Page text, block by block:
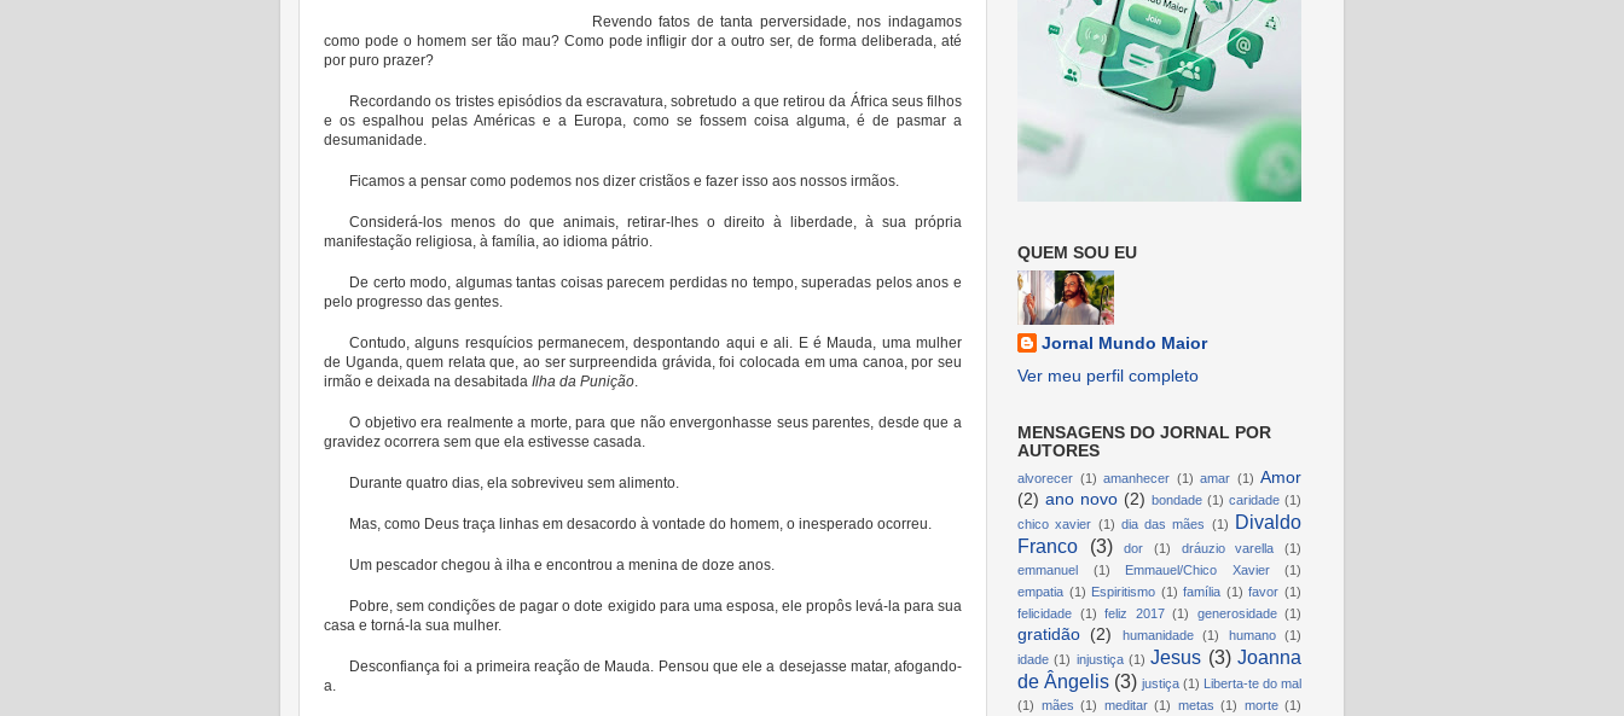
Revendo fatos de tanta perversidade, nos indagamos
como pode o homem ser tão mau? Como pode infligir dor a outro ser, de forma deliberada, até
por puro prazer?
Recordando os tristes episódios da escravatura, sobretudo a que retirou da África seus filhos
e os espalhou pelas Américas e a Europa, como se fossem coisa alguma, é de pasmar a
desumanidade.
Ficamos a pensar como podemos nos dizer cristãos e fazer isso aos nossos irmãos.
Considerá-los menos do que animais, retirar-lhes o direito à liberdade, à sua própria
manifestação religiosa, à família, ao idioma pátrio.
De certo modo, algumas tantas coisas parecem perdidas no tempo, superadas pelos anos e
pelo progresso das gentes.
Contudo, alguns resquícios permanecem, despontando aqui e ali. E é Mauda, uma mulher
de Uganda, quem relata que, ao ser surpreendida grávida, foi colocada em uma canoa, por seu
irmão e deixada na desabitada Ilha da Punição
O objetivo era realmente a morte, para que não envergonhasse seus parentes, desde que a
gravidez ocorrera sem que ela estivesse casada.
Durante quatro dias, ela sobreviveu sem alimento.
Mas, como Deus traça linhas em desacordo à vontade do homem, o inesperado ocorreu.
Um pescador chegou à ilha e encontrou a menina de doze anos.
Pobre, sem condições de pagar o dote exigido para uma esposa, ele propôs levá-la para sua
casa e torná-la sua mulher.
Desconfiança foi a primeira reação de Mauda. Pensou que ele a desejasse matar, afogando-
a.
QUEM SOU EU
Jornal Mundo Maior
Ver meu perfil completo
MENSAGENS DO JORNAL POR
AUTORES
alvorecer (1) amanhecer (1) amar (1) Amor
(2) ano novo (2) bondade (1) caridade (1)
chico xavier (1) dia das mães (1) Divaldo
Franco
(3) dor (1) dráuzio varella
(1)
emmanuel
(1) Emmauel/Chico Xavier
(1)
empatia (1) Espiritismo (1) família (1) favor (1)
felicidade (1) feliz 2017 (1) generosidade (1)
gratidão (2) humanidade (1) humano
(1)
idade (1) injustiça (1) Jesus (3) Joanna
de Ângelis (3) justiça (1)
Liberta-te do mal
(1) mães (1) meditar (1) metas (1) morte (1)